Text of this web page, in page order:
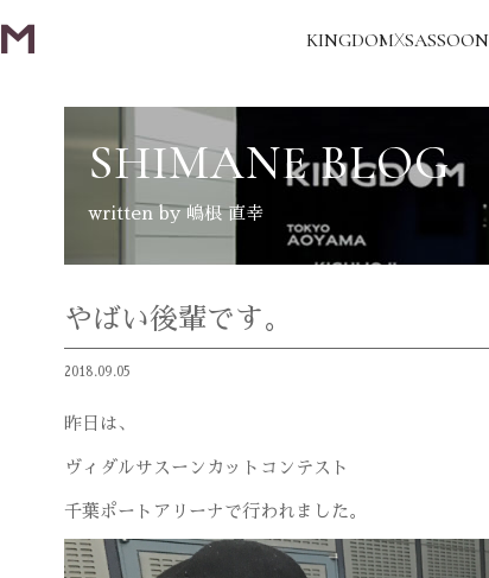
KINGDOMXSASSOON
SHIMANE BLOG
written by 嶋根 直幸
やばい後輩です。
2018.09.05
昨日は、
ヴィダルサスーンカットコンテスト
千葉ポートアリーナで行われました。